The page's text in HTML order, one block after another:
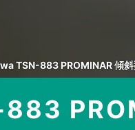
TSN-883 PROMINAR 傾斜